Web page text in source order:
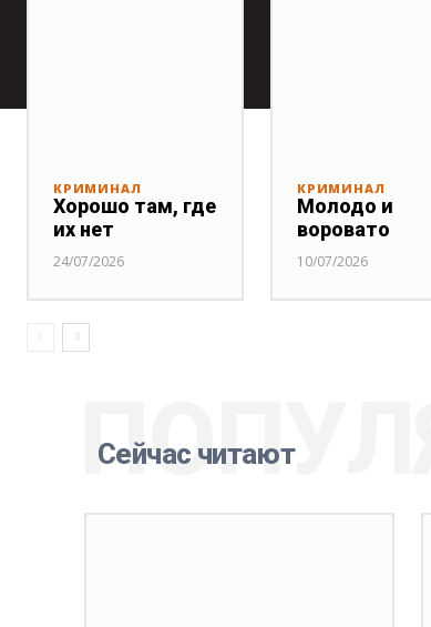
КРИМИНАЛ
Хорошо там, где
их нет
24/07/2026
КРИМИНАЛ
Молодо и
воровато
10/07/2026
Сейчас читают